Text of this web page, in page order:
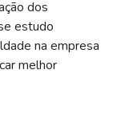
dos
estudo
na empresa
melhor